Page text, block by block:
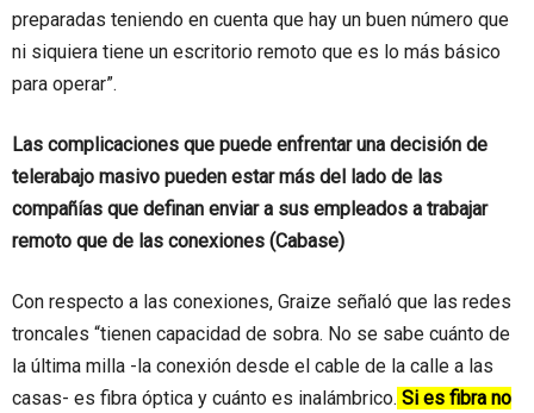
preparadas teniendo en cuenta que hay un buen número que
ni siquiera tiene un escritorio remoto que es lo más básico
para operar”.
Las complicaciones que puede enfrentar una decisión de
telerabajo masivo pueden estar más del lado de las
compañías que definan enviar a sus empleados a trabajar
remoto que de las conexiones (Cabase)
Con respecto a las conexiones, Graize señaló que las redes
troncales “tienen capacidad de sobra. No se sabe cuánto de
la última milla -la conexión desde el cable de la calle a las
casas- es fibra óptica y cuánto es inalámbrico. Si es fibra no